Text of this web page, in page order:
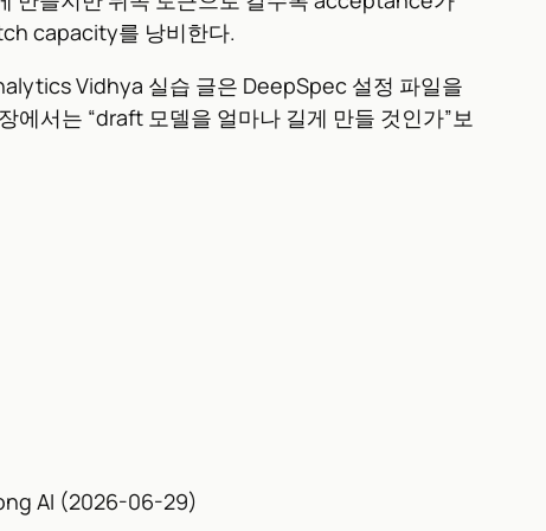
capacity를 낭비한다.
Vidhya 실습 글은 DeepSpec 설정 파일을
에서는 “draft 모델을 얼마나 길게 만들 것인가”보
AI (2026-06-29)